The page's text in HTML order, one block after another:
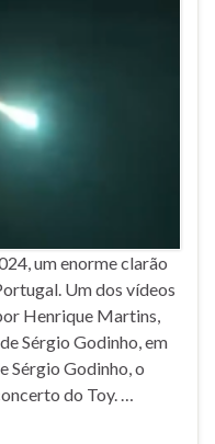
um enorme clarão
Um dos vídeos
Henrique Martins,
Sérgio Godinho, em
Sérgio Godinho, o
do Toy. …